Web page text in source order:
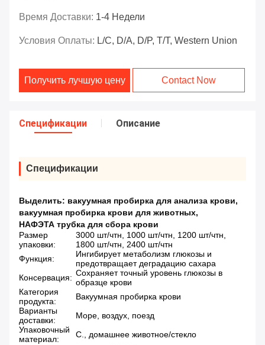
Время Доставки: 1-4 Недели
Условия Оплаты: L/C, D/A, D/P, T/T, Western Union
Получить лучшую цену Contact Now
Спецификации Описание
Спецификации
Выделить: вакуумная пробирка для анализа крови,
вакуумная пробирка крови для животных,
НАФЭТА трубка для сбора крови
Размер
упаковки:
3000 шт/чтн, 1000 шт/чтн, 1200 шт/чтн,
1800 шт/чтн, 2400 шт/чтн
Функция:
Ингибирует метаболизм глюкозы и
предотвращает деградацию сахара
Консервация: Сохраняет точный уровень глюкозы в
образце крови
Категория
продукта:
Вакуумная пробирка крови
Варианты
доставки:
Море, воздух, поезд
Упаковочный
материал:
С., домашнее животное/стекло